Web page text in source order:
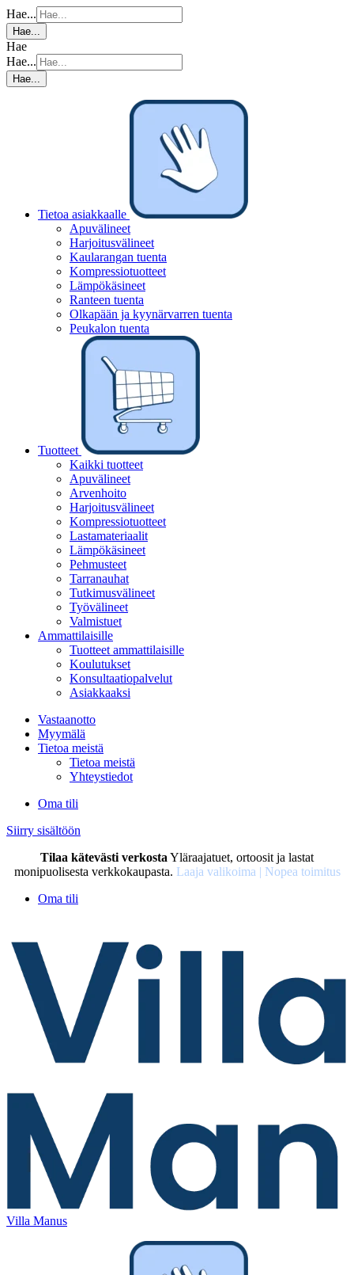
Hae...
Hae...
Hae
Hae...
Hae...
Tietoa asiakkaalle
Apuvälineet
Harjoitusvälineet
Kaularangan tuenta
Kompressiotuotteet
Lämpökäsineet
Ranteen tuenta
Olkapään ja kyynärvarren tuenta
Peukalon tuenta
Tuotteet
Kaikki tuotteet
Apuvälineet
Arvenhoito
Harjoitusvälineet
Kompressiotuotteet
Lastamateriaalit
Lämpökäsineet
Pehmusteet
Tarranauhat
Tutkimusvälineet
Työvälineet
Valmistuet
Ammattilaisille
Tuotteet ammattilaisille
Koulutukset
Konsultaatiopalvelut
Asiakkaaksi
Vastaanotto
Myymälä
Tietoa meistä
Tietoa meistä
Yhteystiedot
Oma tili
Siirry sisältöön
Tilaa kätevästi verkosta Yläraajatuet, ortoosit ja lastat
monipuolisesta verkkokaupasta. Laaja valikoima | Nopea toimitus
Oma tili
Villa Manus